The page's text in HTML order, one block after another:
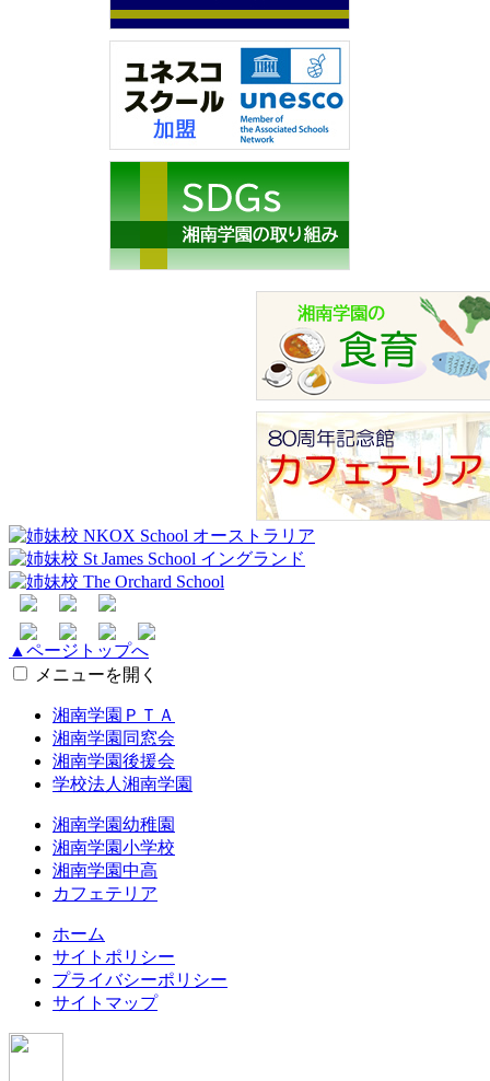
▲ページトップへ
メニューを開く
湘南学園ＰＴＡ
湘南学園同窓会
湘南学園後援会
学校法人湘南学園
湘南学園幼稚園
湘南学園小学校
湘南学園中高
カフェテリア
ホーム
サイトポリシー
プライバシーポリシー
サイトマップ